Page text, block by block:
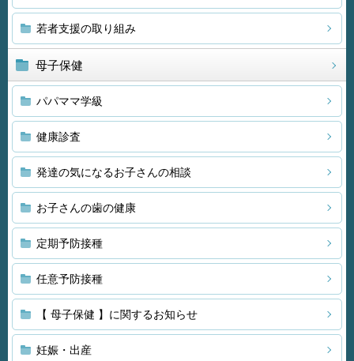
若者支援の取り組み
母子保健
パパママ学級
健康診査
発達の気になるお子さんの相談
お子さんの歯の健康
定期予防接種
任意予防接種
【 母子保健 】に関するお知らせ
妊娠・出産